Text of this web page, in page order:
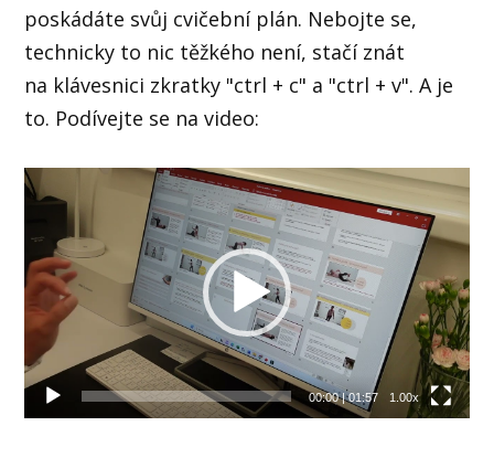
poskádáte svůj cvičební plán. Nebojte se,
technicky to nic těžkého není, stačí znát
na klávesnici zkratky "ctrl + c" a "ctrl + v". A je
to. Podívejte se na video:
Video
přehrávač
00:00|01:57 1.00x